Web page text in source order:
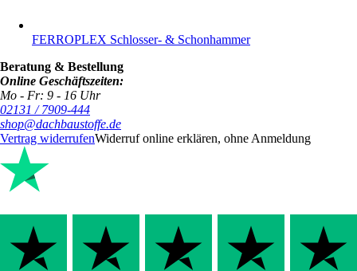
FERROPLEX Schlosser- & Schonhammer
Beratung & Bestellung
Online Geschäftszeiten:
Mo - Fr: 9 - 16 Uhr
02131 / 7909-444
shop@dachbaustoffe.de
Vertrag widerrufenWiderruf online erklären, ohne Anmeldung